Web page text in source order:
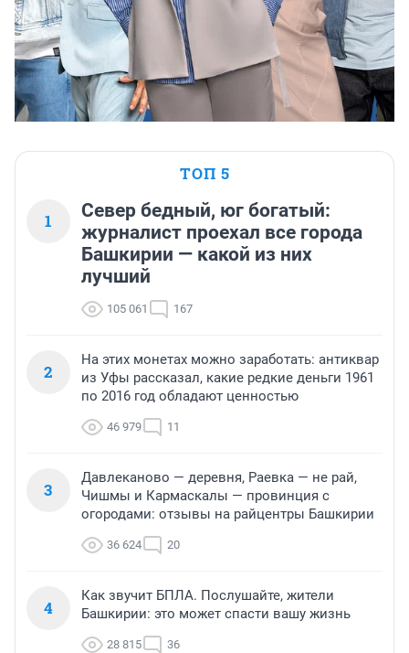
ТОП 5
1
Север бедный, юг богатый:
журналист проехал все города
Башкирии — какой из них
лучший
105 061 167
2
На этих монетах можно заработать: антиквар
из Уфы рассказал, какие редкие деньги 1961
по 2016 год обладают ценностью
46 979 11
3
Давлеканово — деревня, Раевка — не рай,
Чишмы и Кармаскалы — провинция с
огородами: отзывы на райцентры Башкирии
36 624 20
4
Как звучит БПЛА. Послушайте, жители
Башкирии: это может спасти вашу жизнь
28 815 36